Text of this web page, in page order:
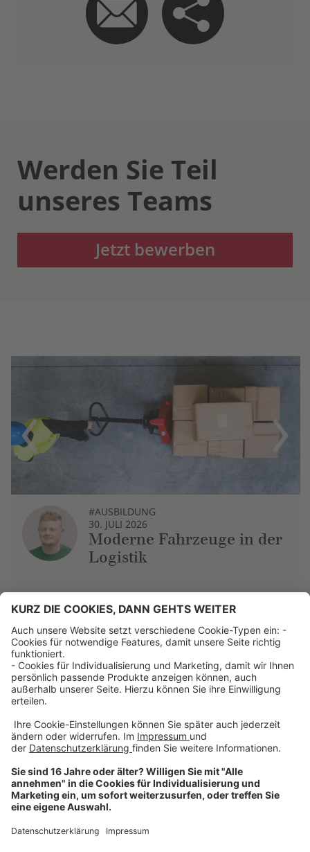
Werden Sie Teil
unseres Teams
Jetzt bewerben
Previous
#AUSBILDUNG
30. JULI 2026
Moderne Fahrzeuge in der
Logistik
Next
Über uns
Dehner Unternehmen
Jobs bei Dehner